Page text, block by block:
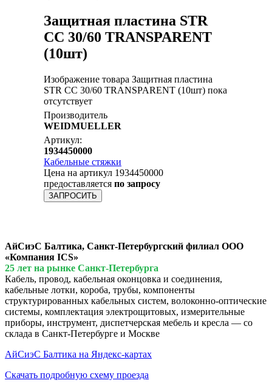
Защитная пластина STR
CC 30/60 TRANSPARENT
(10шт)
Изображение товара Защитная пластина
STR CC 30/60 TRANSPARENT (10шт) пока
отсутствует
Производитель
WEIDMUELLER
Артикул:
1934450000
Кабельные стяжки
Цена на артикул 1934450000
предоставляется по запросу
ЗАПРОСИТЬ
АйСиэС Балтика, Санкт-Петербургский филиал ООО
«Компания ICS»
25 лет на рынке Санкт-Петербурга
Кабель, провод, кабельная оконцовка и соединения,
кабельные лотки, короба, трубы, компоненты
структурированных кабельных систем, волоконно-оптические
системы, комплектация электрощитовых, измерительные
приборы, инструмент, диспетчерская мебель и кресла — со
склада в Санкт-Петербурге и Москве
АйСиэС Балтика на Яндекс-картах
Скачать подробную схему проезда